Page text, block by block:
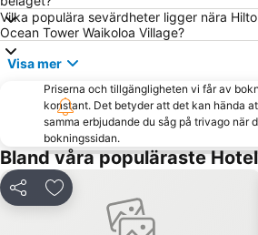
Vilka populära sevärdheter ligger nära
Ocean Tower Waikoloa Village?
Visa mer
Priserna och tillgängligheten vi får av
konstant. Det betyder att det kan hända
samma erbjudande du såg på trivago när
bokningssidan.
Bland våra populäraste
Dela Lägg till i Mina Favoriter